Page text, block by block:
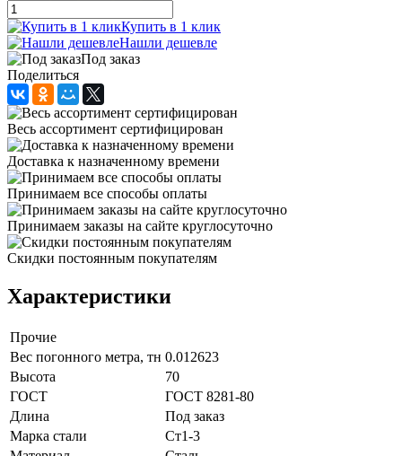
Купить в 1 клик
Нашли дешевле
Под заказ
Поделиться
Весь ассортимент сертифицирован
Доставка к назначенному времени
Принимаем все способы оплаты
Принимаем заказы на сайте круглосуточно
Скидки постоянным покупателям
Характеристики
Прочие
Вес погонного метра, тн 0.012623
Высота
70
ГОСТ
ГОСТ 8281-80
Длина
Под заказ
Марка стали
Ст1-3